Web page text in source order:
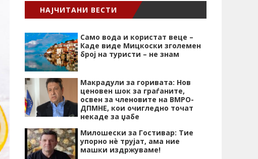
НАЈЧИТАНИ ВЕСТИ
Само вода и користат веце –
Каде виде Мицкоски зголемен
број на туристи – не знам
Макрадули за горивата: Нов
ценовен шок за граѓаните,
освен за членовите на ВМРО-
ДПМНЕ, кои очигледно точат
некаде за џабе
Милошески за Гостивар: Тие
упорно нѐ трујат, ама ние
машки издржуваме!